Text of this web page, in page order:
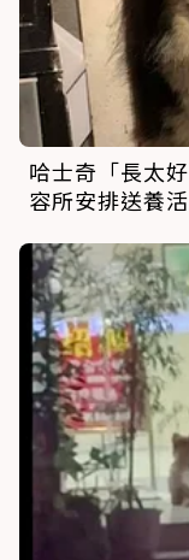
哈士奇「長太
容所安排送養